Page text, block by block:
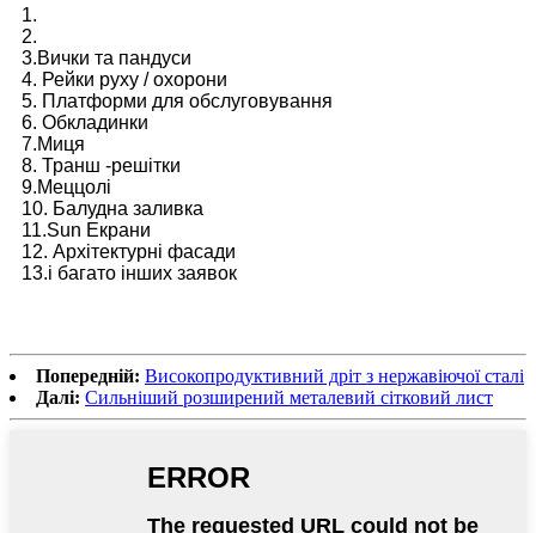
1.
2.
3.Вички та пандуси
4. Рейки руху / охорони
5. Платформи для обслуговування
6. Обкладинки
7.Миця
8. Транш -решітки
9.Меццолі
10. Балудна заливка
11.Sun Екрани
12. Архітектурні фасади
13.і багато інших заявок
Попередній: Високопродуктивний дріт з нержавіючої сталі
Далі: Сильніший розширений металевий сітковий лист